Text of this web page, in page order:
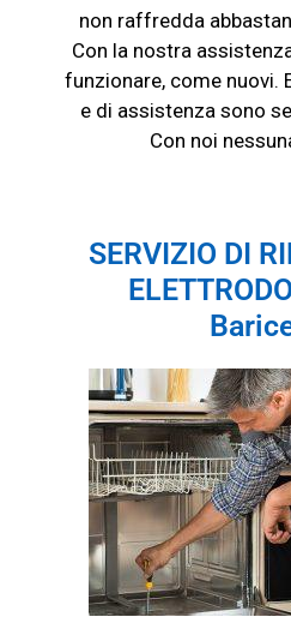
non raffredda
Con la nostra
funzionare, come nuovi.
e di assistenza sono
Con noi
SERVIZIO DI